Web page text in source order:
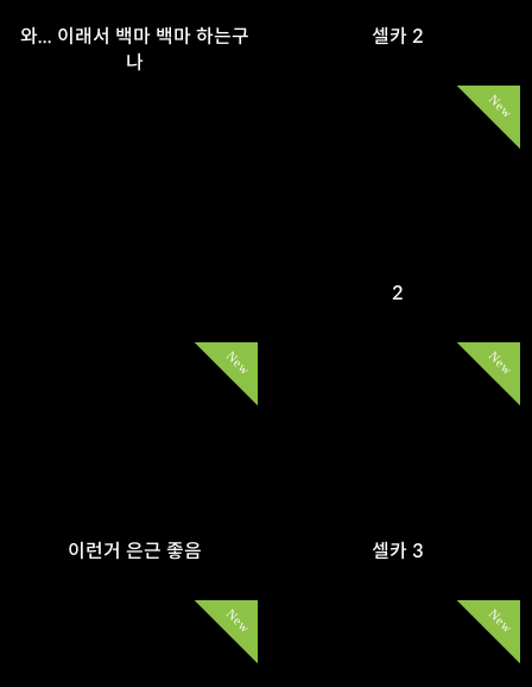
와... 이래서 백마 백마 하는구
나
셀카 2
New
2
New
이런거 은근 좋음
New
셀카 3
New New